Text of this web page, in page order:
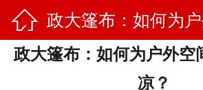
 政大篷布：如何为
空间打造舒适阴凉
政大篷布：如何为户外空
凉？